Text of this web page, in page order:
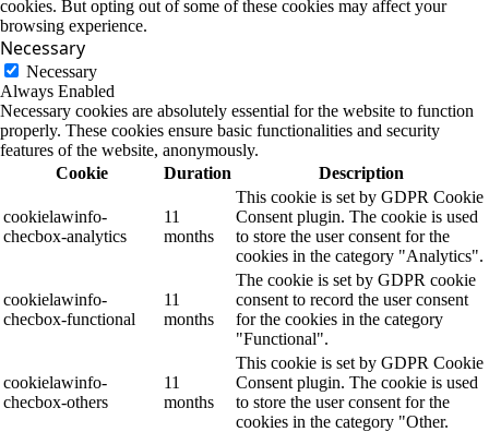
cookies. But opting out of some of these cookies may affect your
browsing experience.
Necessary
Necessary
Always Enabled
Necessary cookies are absolutely essential for the website to function
properly. These cookies ensure basic functionalities and security
features of the website, anonymously.
Cookie
Duration Description
cookielawinfo-
checbox-analytics
11
months
This cookie is set by GDPR Cookie
Consent plugin. The cookie is used
to store the user consent for the
cookies in the category "Analytics".
cookielawinfo-
checbox-functional
11
months
The cookie is set by GDPR cookie
consent to record the user consent
for the cookies in the category
"Functional".
cookielawinfo-
checbox-others
11
months
This cookie is set by GDPR Cookie
Consent plugin. The cookie is used
to store the user consent for the
cookies in the category "Other.